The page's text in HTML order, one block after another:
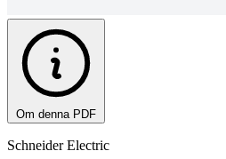
Om denna PDF
Schneider Electric